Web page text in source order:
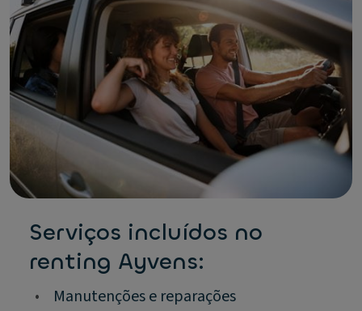
Serviços incluídos no
renting Ayvens:
•
Manutenções e reparações